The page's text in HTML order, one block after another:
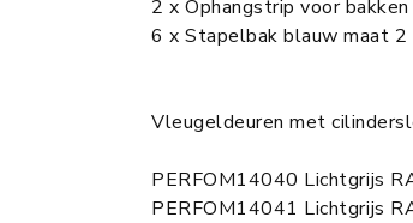
2 x Ophangstrip voor
6 x Stapelbak blauw maat
Vleugeldeuren met
PERFOM14040 Lichtgrijs
PERFOM14041 Lichtgrijs